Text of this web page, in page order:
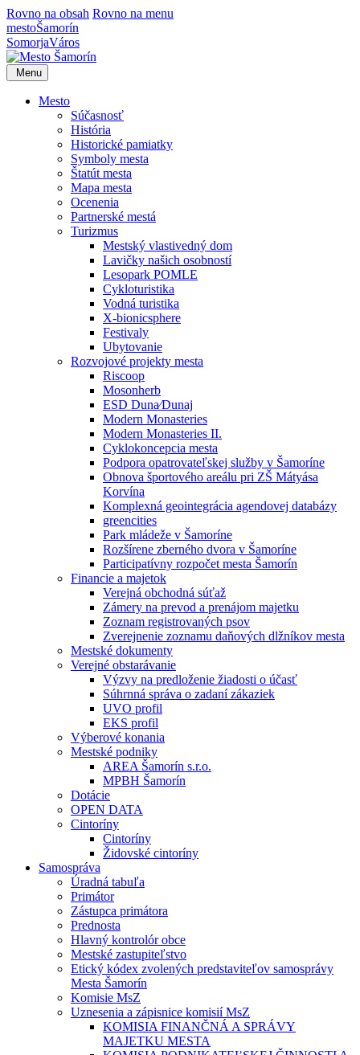
Rovno na obsah Rovno na menu
mestoŠamorín
SomorjaVáros
Menu
Mesto
Súčasnosť
História
Historické pamiatky
Symboly mesta
Štatút mesta
Mapa mesta
Ocenenia
Partnerské mestá
Turizmus
Mestský vlastivedný dom
Lavičky našich osobností
Lesopark POMLE
Cykloturistika
Vodná turistika
X-bionicsphere
Festivaly
Ubytovanie
Rozvojové projekty mesta
Riscoop
Mosonherb
ESD Duna⁄Dunaj
Modern Monasteries
Modern Monasteries II.
Cyklokoncepcia mesta
Podpora opatrovateľskej služby v Šamoríne
Obnova športového areálu pri ZŠ Mátyása
Korvína
Komplexná geointegrácia agendovej databázy
greencities
Park mládeže v Šamoríne
Rozšírene zberného dvora v Šamoríne
Participatívny rozpočet mesta Šamorín
Financie a majetok
Verejná obchodná súťaž
Zámery na prevod a prenájom majetku
Zoznam registrovaných psov
Zverejnenie zoznamu daňových dlžníkov mesta
Mestské dokumenty
Verejné obstarávanie
Výzvy na predloženie žiadosti o účasť
Súhrnná správa o zadaní zákaziek
UVO profil
EKS profil
Výberové konania
Mestské podniky
AREA Šamorín s.r.o.
MPBH Šamorín
Dotácie
OPEN DATA
Cintoríny
Cintoríny
Židovské cintoríny
Samospráva
Úradná tabuľa
Primátor
Zástupca primátora
Prednosta
Hlavný kontrolór obce
Mestské zastupiteľstvo
Etický kódex zvolených predstaviteľov samosprávy
Mesta Šamorín
Komisie MsZ
Uznesenia a zápisnice komisií MsZ
KOMISIA FINANČNÁ A SPRÁVY
MAJETKU MESTA